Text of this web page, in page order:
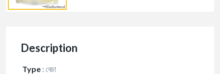
Description
Type : বেচা